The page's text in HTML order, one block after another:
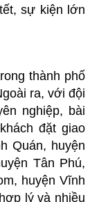
sự kiện lớn
thành phố
ra, với đội
nghiệp, bài
đặt giao
Quán, huyện
Tân Phú,
huyện Vĩnh
lý và nhiều